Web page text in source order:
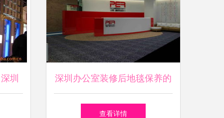
圳
觉
深圳办公室装修后地毯保养的
七大实用技巧与会展服务的关
查看详情